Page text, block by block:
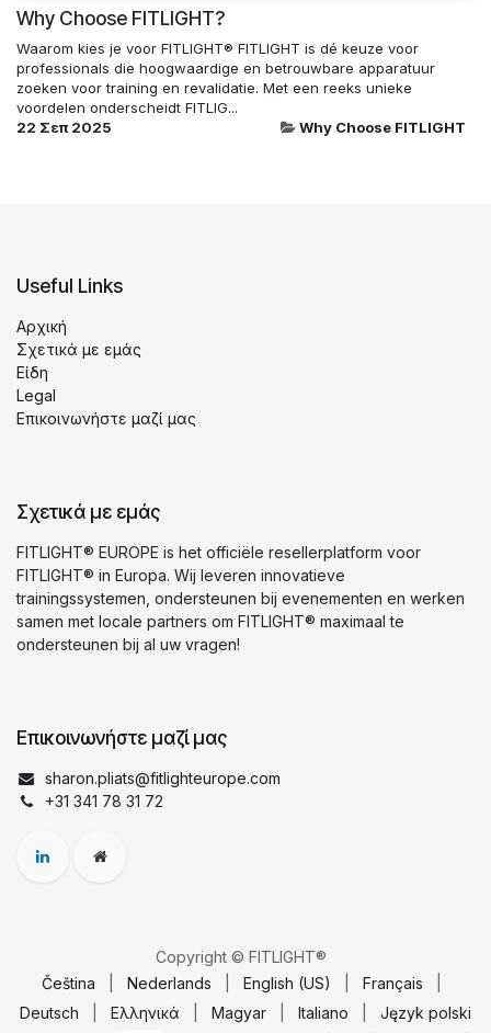
Why Choose FITLIGHT?
Waarom kies je voor FITLIGHT® FITLIGHT is dé keuze voor
professionals die hoogwaardige en betrouwbare apparatuur
zoeken voor training en revalidatie. Met een reeks unieke
voordelen onderscheidt FITLIG...
22 Σεπ 2025
Why Choose FITLIGHT
Useful Links
Αρχική
Σχετικά με εμάς
Είδη
Legal
Επικοινωνήστε μαζί μας
Σχετικά με εμάς
FITLIGHT® EUROPE is het officiële resellerplatform voor
FITLIGHT® in Europa. Wij leveren innovatieve
trainingssystemen, ondersteunen bij evenementen en werken
samen met locale partners om FITLIGHT® maximaal te
ondersteunen bij al uw vragen!
Επικοινωνήστε μαζί μας
sharon.pliats@fitlighteurope.com
+31 341 78 31 72
Copyright © FITLIGHT®
Čeština
Nederlands English (US) Français
Deutsch
Ελληνικά Magyar Italiano
Język polski